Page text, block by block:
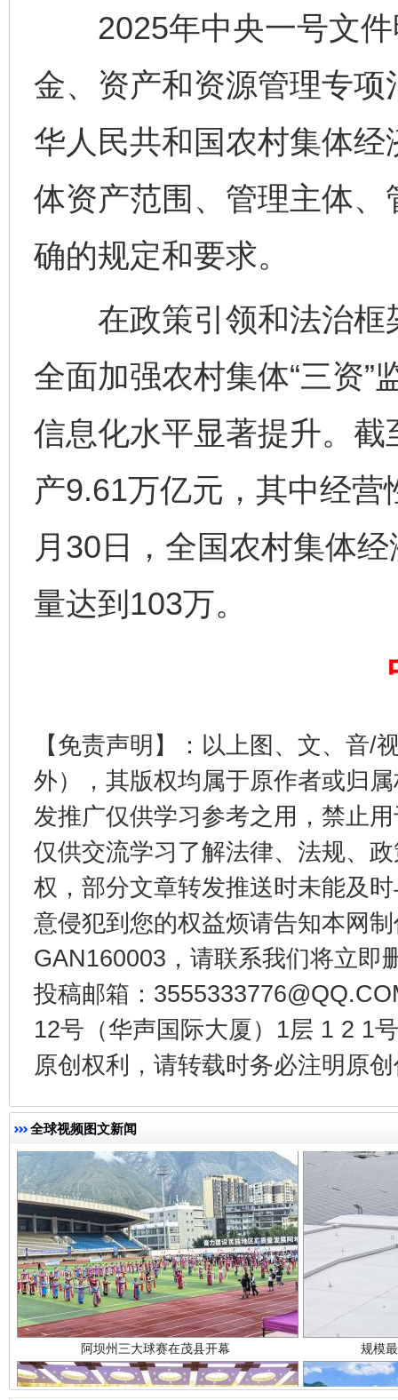
2025年中央一号文件
金、资产和资源管理专项
华人民共和国农村集体
体资产范围、管理主体
确的规定和要求。
在政策引领和法治框
全面加强农村集体“三资
信息化水平显著提升。
产9.61万亿元，其中经
月30日，全国农村集体
量达到103万。
【免责声明】：以上图、文、音/
外），其版权均属于原作者或归
发推广仅供学习参考之用，禁止
仅供交流学习了解法律、法规、
权，部分文章转发推送时未能及
意侵犯到您的权益烦请告知本网
GAN160003，请联系我们将立即
投稿邮箱：
12号（华声国际大厦）1层 1 2 1
原创权利，请转载时务必注明原
全球视频图文新闻
受贿1.44亿！段成刚被判无期 从幼
全民健身五年计划来了！等你上场
阿坝州三大球赛在茂县开幕 规模